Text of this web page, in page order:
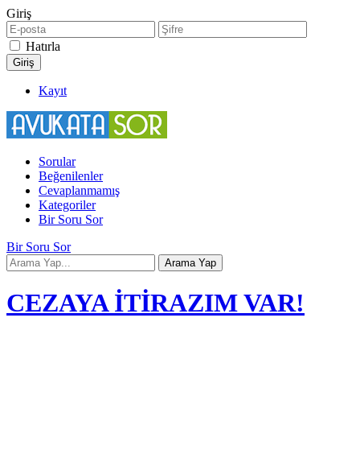
Giriş
Hatırla
Kayıt
Sorular
Beğenilenler
Cevaplanmamış
Kategoriler
Bir Soru Sor
Bir Soru Sor
CEZAYA İTİRAZIM VAR!